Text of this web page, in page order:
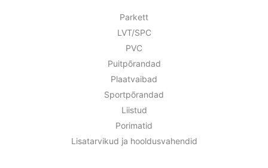
Parkett
LVT/SPC
PVC
Puitpõrandad
Plaatvaibad
Sportpõrandad
Liistud
Porimatid
Lisatarvikud ja hooldusvahendid